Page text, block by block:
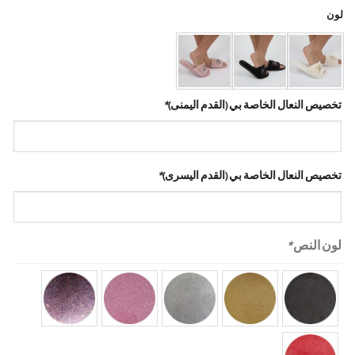
لون
تخصيص النعال الخاصة بي (القدم اليمنى)*
تخصيص النعال الخاصة بي (القدم اليسرى)*
لون النص*